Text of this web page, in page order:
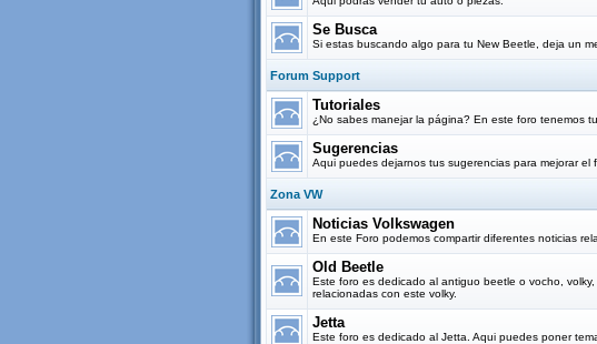
Se Busca
Si estas buscando algo para tu New Beetle, deja un
Forum Support
Tutoriales
¿No sabes manejar la página? En este foro tenemos
Sugerencias
Aqui puedes dejarnos tus sugerencias para mejorar el
Zona VW
Noticias Volkswagen
En este Foro podemos compartir diferentes noticias
Old Beetle
Este foro es dedicado al antiguo beetle o vocho,
relacionadas con este volky.
Jetta
Este foro es dedicado al Jetta. Aqui puedes poner